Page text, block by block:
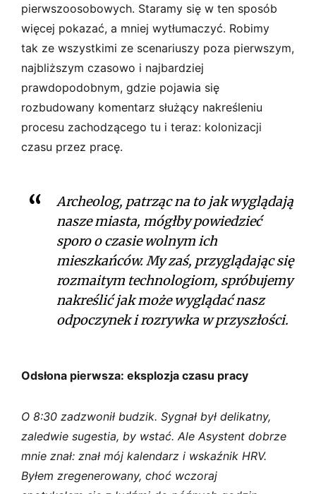
pierwszoosobowych. Staramy się w ten sposób
więcej pokazać, a mniej wytłumaczyć. Robimy
tak ze wszystkimi ze scenariuszy poza pierwszym,
najbliższym czasowo i najbardziej
prawdopodobnym, gdzie pojawia się
rozbudowany komentarz służący nakreśleniu
procesu zachodzącego tu i teraz: kolonizacji
czasu przez pracę.
Archeolog, patrząc na to jak wyglądają
nasze miasta, mógłby powiedzieć
sporo o czasie wolnym ich
mieszkańców. My zaś, przyglądając się
rozmaitym technologiom, spróbujemy
nakreślić jak może wyglądać nasz
odpoczynek i rozrywka w przyszłości.
Odsłona pierwsza: eksplozja czasu pracy
O 8:30 zadzwonił budzik. Sygnał był delikatny,
zaledwie sugestia, by wstać. Ale Asystent dobrze
mnie znał: znał mój kalendarz i wskaźnik HRV.
Byłem zregenerowany, choć wczoraj